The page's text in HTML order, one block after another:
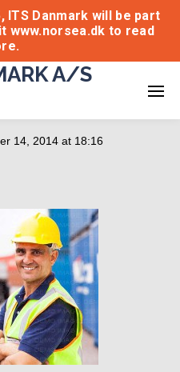
ITS Danmark will be part
www.norsea.dk to read
A/S
14, 2014 at 18:16